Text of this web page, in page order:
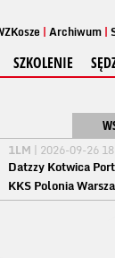
Archiwum
SZKOLENIE
1LM | 2026-09-26
Datzzy Kotwica
KKS Polonia